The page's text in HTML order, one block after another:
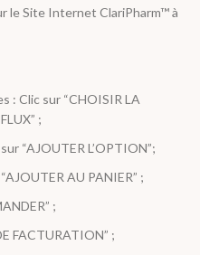
le Site Internet ClariPharm™ à
: Clic sur “CHOISIR LA
;
“AJOUTER L’OPTION”;
AU PANIER” ;
;
FACTURATION” ;